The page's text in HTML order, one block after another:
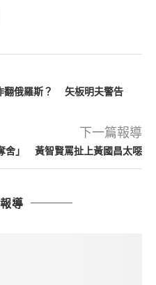
翻俄羅斯？ 矢板明夫警告
下一篇報導
舍」 黃智賢罵扯上黃國昌太噁
導